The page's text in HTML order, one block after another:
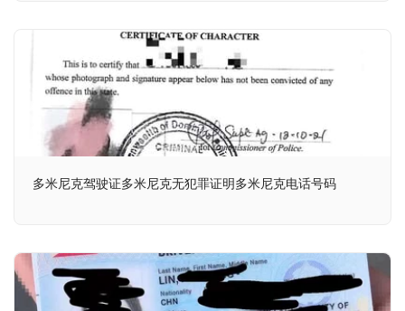
多米尼克驾驶证多米尼克无犯罪证明多米尼克电话号码